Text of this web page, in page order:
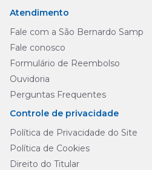
Atendimento
Fale com a São Bernardo Samp
Fale conosco
Formulário de Reembolso
Ouvidoria
Perguntas Frequentes
Controle de privacidade
Política de Privacidade do Site
Política de Cookies
Direito do Titular